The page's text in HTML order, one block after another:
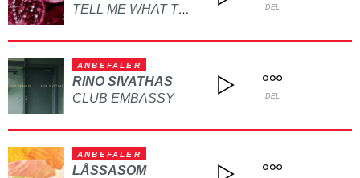
TELL ME WHAT TO DO DEL
ANBEFALER
RINO SIVATHAS
CLUB EMBASSY
DEL
ANBEFALER
LÅSSASOM